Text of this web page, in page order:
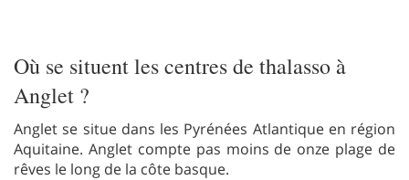
Où se situent les centres de thalasso à
Anglet ?
Anglet se situe dans les Pyrénées Atlantique en région
Aquitaine. Anglet compte pas moins de onze plage de
rêves le long de la côte basque.